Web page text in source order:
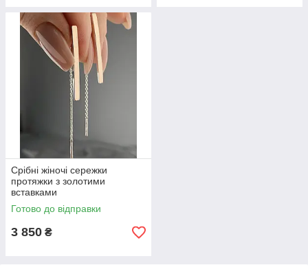
Срібні жіночі сережки
протяжки з золотими
вставками
Готово до відправки
3 850 ₴